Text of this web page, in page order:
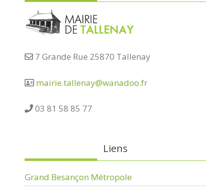
7 Grande Rue 25870 Tallenay
mairie.tallenay@wanadoo.fr
03 81 58 85 77
Liens
Grand Besançon Métropole